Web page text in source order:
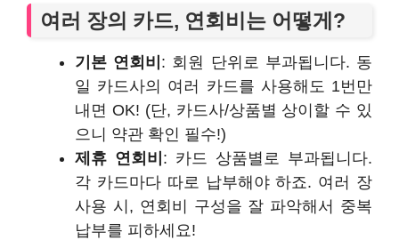
여러 장의 카드, 연회비는 어떻게?
기본 연회비 : 회원 단위로 부과됩니다. 동
일 카드사의 여러 카드를 사용해도 1번만
내면 OK! (단, 카드사/상품별 상이할 수 있
으니 약관 확인 필수!)
제휴 연회비 : 카드 상품별로 부과됩니다.
각 카드마다 따로 납부해야 하죠. 여러 장
사용 시, 연회비 구성을 잘 파악해서 중복
납부를 피하세요!